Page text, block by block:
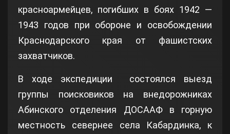
красноармейцев, погибших в боях 1942 —
1943 годов при обороне и освобождении
Краснодарского края от фашистских
захватчиков.
В ходе экспедиции состоялся выезд
группы поисковиков на внедорожниках
Абинского отделения ДОСААФ в горную
местность севернее села Кабардинка, к